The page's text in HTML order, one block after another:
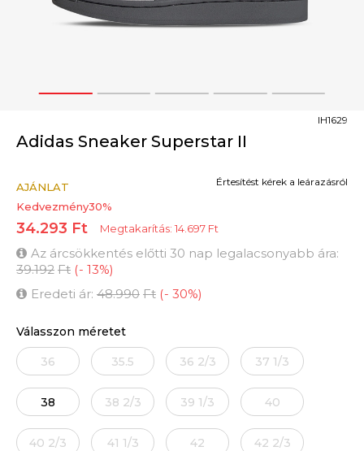
1 2 3 4 5
Adidas Sneaker Superstar II
IH1629
AJÁNLAT
Kedvezmény30%
34.293 Ft Megtakarítás: 14.697 Ft
Az árcsökkentés előtti 30 nap legalacsonyabb ára:
39.192 Ft (- 13%)
Eredeti ár: 48.990 Ft (- 30%)
Értesítést kérek a leárazásról
Válasszon méretet
36 35.5 36 2/3 37 1/3
38 38 2/3 39 1/3 40
40 2/3 41 1/3 42 42 2/3